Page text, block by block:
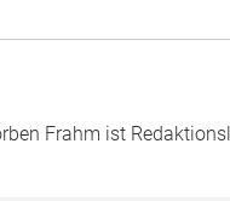
Frahm ist